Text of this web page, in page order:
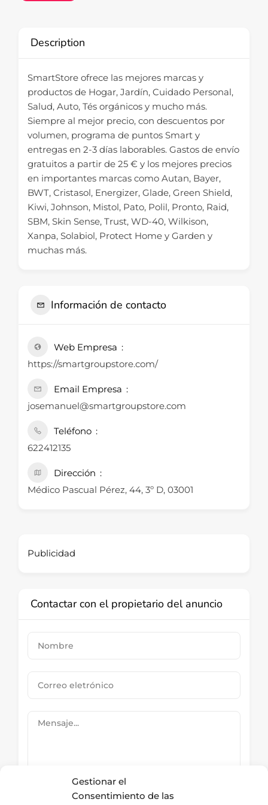
Gestionar el
Consentimiento de las
Description
SmartStore ofrece las mejores marcas y
productos de Hogar, Jardín, Cuidado Personal,
Salud, Auto, Tés orgánicos y mucho más.
Siempre al mejor precio, con descuentos por
volumen, programa de puntos Smart y
entregas en 2-3 días laborables. Gastos de envío
gratuitos a partir de 25 € y los mejores precios
en importantes marcas como Autan, Bayer,
BWT, Cristasol, Energizer, Glade, Green Shield,
Kiwi, Johnson, Mistol, Pato, Polil, Pronto, Raid,
SBM, Skin Sense, Trust, WD-40, Wilkison,
Xanpa, Solabiol, Protect Home y Garden y
muchas más.
Información de contacto
Web Empresa
https://smartgroupstore.com/
Email Empresa
josemanuel@smartgroupstore.com
Teléfono
622412135
Dirección
Médico Pascual Pérez, 44, 3º D, 03001
Publicidad
Contactar con el propietario del anuncio